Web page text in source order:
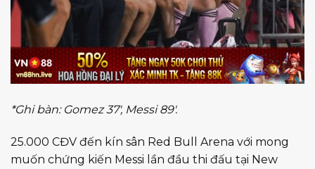
*Ghi bàn: Gomez 37′, Messi 89′.
25.000 CĐV đến kín sân Red Bull Arena với mong
muốn chứng kiến Messi lần đầu thi đấu tại New